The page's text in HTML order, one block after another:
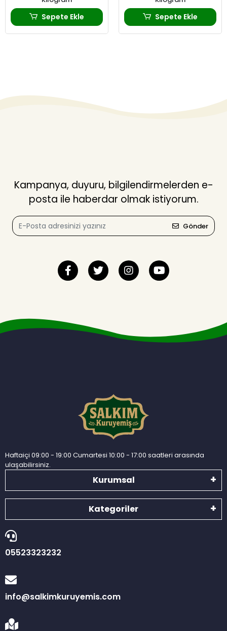
Sepete Ekle Sepete Ekle
Kampanya, duyuru, bilgilendirmelerden e-
posta ile haberdar olmak istiyorum.
Gönder
Haftaiçi 09:00 - 19:00 Cumartesi 10:00 - 17:00 saatleri arasında
ulaşabilirsiniz.
Kurumsal
Kategoriler
05523323232
info@salkimkuruyemis.com